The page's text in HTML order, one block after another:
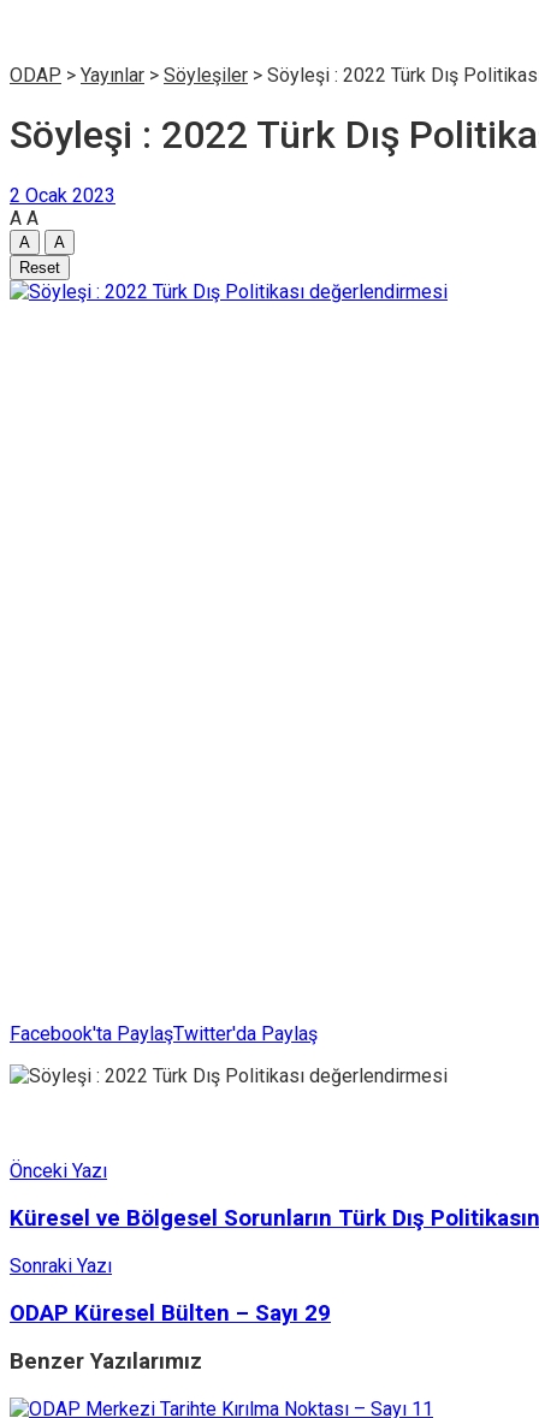
ODAP > Yayınlar > Söyleşiler > Söyleşi : 2022 Türk Dış
Söyleşi : 2022 Türk Dış
2 Ocak 2023
A A
A
A
Reset
Facebook'ta PaylaşTwitter'da Paylaş
Önceki Yazı
Küresel ve Bölgesel Sorunların Türk Dış
Sonraki Yazı
ODAP Küresel Bülten – Sayı 29
BenzerYazılarımız